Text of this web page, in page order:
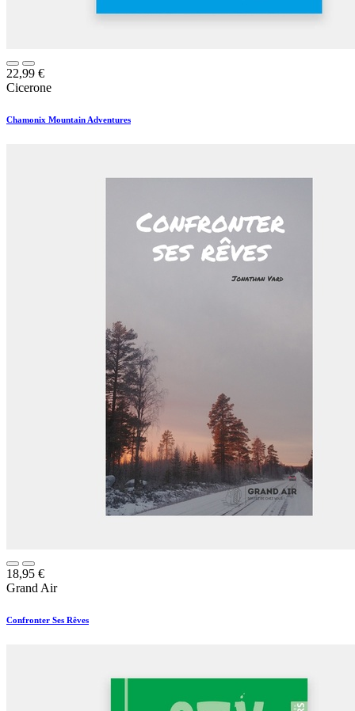
22,99 €
Cicerone
Chamonix Mountain Adventures
18,95 €
Grand Air
Confronter Ses Rêves